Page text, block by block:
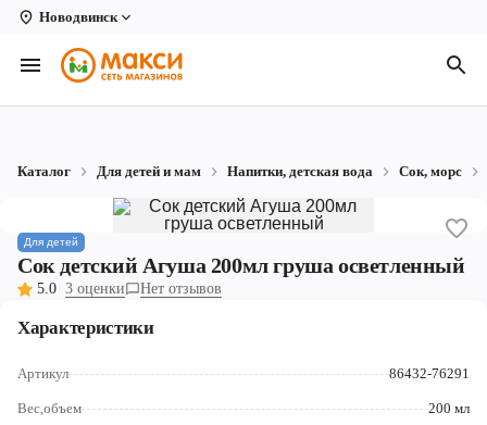
Новодвинск
Вологда
Архангельск
Кирово-Чепецк
Коряжма
Котлас
Новодвинск
Рыбинск
Каталог Для детей и мам Напитки, детская вода Сок, морс
Для детей
Сок детский Агуша 200мл груша осветленный
5.0 3 оценки Нет отзывов
Характеристики
Артикул 86432-76291
Вес,объем 200 мл